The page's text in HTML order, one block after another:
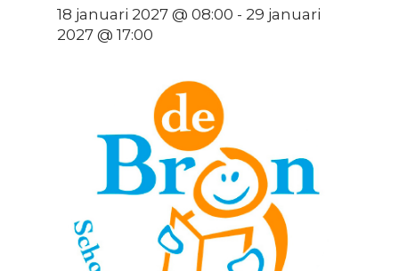
18 januari 2027 @ 08:00 - 29 januari
2027 @ 17:00